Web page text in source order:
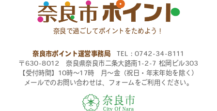
奈良で過ごしてポイントをためよう！
奈良市ポイント運営事務局 TEL：0742-34-8111
〒630-8012 奈良県奈良市二条大路南1-2-7 松岡ビル303
【受付時間】10時〜17時 月〜金（祝日・年末年始を除く）
メールでのお問い合わせは、フォームをご利用ください。